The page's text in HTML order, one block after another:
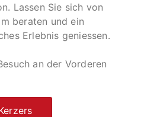
Lassen Sie sich von
beraten und ein
Erlebnis geniessen.
an der Vorderen